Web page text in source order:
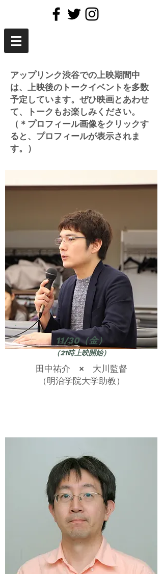
アップリンク渋谷での上映期間中
は、上映後のトークイベントを多数
予定しています。 ​ぜひ映画とあわせ
て、トークもお楽しみください。
​​（＊ ​プロフィール画像をクリックす
ると、プロフィールが表示されま
す。）
11/30（金）
（21時上映開始）
田中祐介 × 大川監督
（明治学院大学助教）